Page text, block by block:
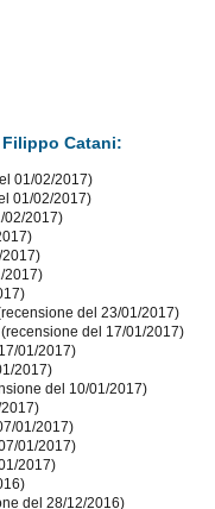
Catani:
01/02/2017)
01/02/2017)
02/2017)
2017)
2017)
del 23/01/2017)
(recensione del 17/01/2017)
01/2017)
2017)
del 10/01/2017)
01/2017)
01/2017)
2017)
del 28/12/2016)